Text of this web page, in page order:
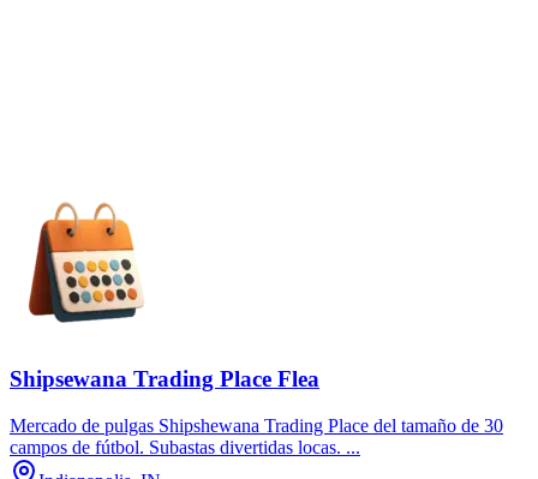
Shipsewana Trading Place Flea
Mercado de pulgas Shipshewana Trading Place del tamaño de 30
campos de fútbol. Subastas divertidas locas. ...